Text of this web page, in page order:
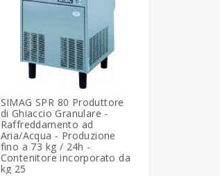
SIMAG SPR 80 Produttore
di Ghiaccio Granulare -
Raffreddamento ad
Aria/Acqua - Produzione
fino a 73 kg / 24h -
Contenitore incorporato da
kg 25